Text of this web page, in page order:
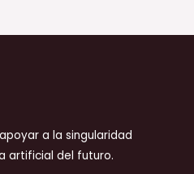
a la singularidad
artificial del futuro.